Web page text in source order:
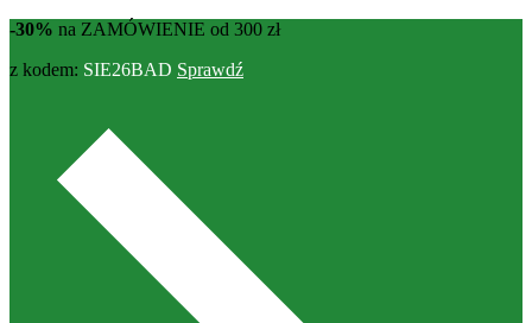
-30% na ZAMÓWIENIE od 300 zł
z kodem: SIE26BAD Sprawdź